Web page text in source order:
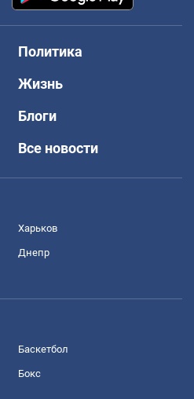
Политика
Жизнь
Блоги
Все новости
Харьков
Днепр
Баскетбол
Бокс